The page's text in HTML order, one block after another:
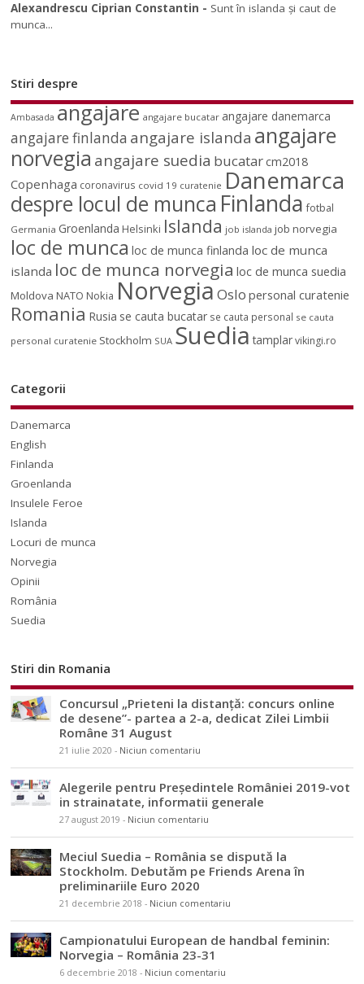
Alexandrescu Ciprian Constantin - Sunt în islanda și caut de
munca...
Stiri despre
Ambasada angajare angajare bucatar angajare danemarca
angajare finlanda angajare islanda angajare
norvegia angajare suedia bucatarcm2018
Copenhaga coronavirus covid 19 curatenie Danemarca
despre locul de munca Finlanda fotbal
Germania Groenlanda Helsinki Islanda job islanda job norvegia
loc de munca loc de munca finlanda loc de munca
islanda loc de munca norvegia loc de munca suedia
Moldova NATO Nokia NorvegiaOslo personal curatenie
Romania Rusia se cauta bucatar se cauta personal se cauta
personal curatenie Stockholm SUA Suedia tamplar vikingi.ro
Categorii
Danemarca
English
Finlanda
Groenlanda
Insulele Feroe
Islanda
Locuri de munca
Norvegia
Opinii
România
Suedia
Stiri din Romania
Concursul „Prieteni la distanță: concurs online
de desene”- partea a 2-a, dedicat Zilei Limbii
Române 31 August
21 iulie 2020 - Niciun comentariu
Alegerile pentru Președintele României 2019-vot
in strainatate, informatii generale
27 august 2019 - Niciun comentariu
Meciul Suedia – România se dispută la
Stockholm. Debutăm pe Friends Arena în
preliminariile Euro 2020
21 decembrie 2018 - Niciun comentariu
Campionatului European de handbal feminin:
Norvegia – România 23-31
6 decembrie 2018 - Niciun comentariu